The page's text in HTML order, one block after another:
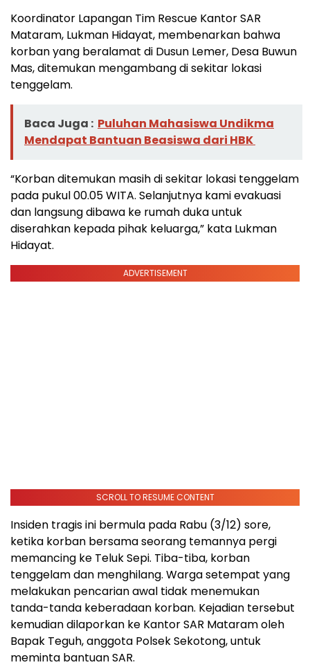
Koordinator Lapangan Tim Rescue Kantor SAR
Mataram, Lukman Hidayat, membenarkan bahwa
korban yang beralamat di Dusun Lemer, Desa Buwun
Mas, ditemukan mengambang di sekitar lokasi
tenggelam.
Baca Juga : Puluhan Mahasiswa Undikma
Mendapat Bantuan Beasiswa dari HBK
“Korban ditemukan masih di sekitar lokasi tenggelam
pada pukul 00.05 WITA. Selanjutnya kami evakuasi
dan langsung dibawa ke rumah duka untuk
diserahkan kepada pihak keluarga,” kata Lukman
Hidayat.
ADVERTISEMENT
SCROLL TO RESUME CONTENT
Insiden tragis ini bermula pada Rabu (3/12) sore,
ketika korban bersama seorang temannya pergi
memancing ke Teluk Sepi. Tiba-tiba, korban
tenggelam dan menghilang. Warga setempat yang
melakukan pencarian awal tidak menemukan
tanda-tanda keberadaan korban. Kejadian tersebut
kemudian dilaporkan ke Kantor SAR Mataram oleh
Bapak Teguh, anggota Polsek Sekotong, untuk
meminta bantuan SAR.